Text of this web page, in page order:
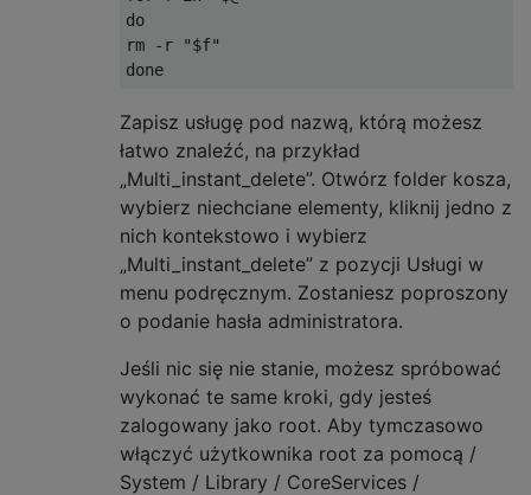
do
rm -r "$f"
Zapisz usługę pod nazwą, którą możesz
łatwo znaleźć, na przykład
„Multi_instant_delete”. Otwórz folder kosza,
wybierz niechciane elementy, kliknij jedno z
nich kontekstowo i wybierz
„Multi_instant_delete” z pozycji Usługi w
menu podręcznym. Zostaniesz poproszony
o podanie hasła administratora.
Jeśli nic się nie stanie, możesz spróbować
wykonać te same kroki, gdy jesteś
zalogowany jako root. Aby tymczasowo
włączyć użytkownika root za pomocą /
System / Library / CoreServices /